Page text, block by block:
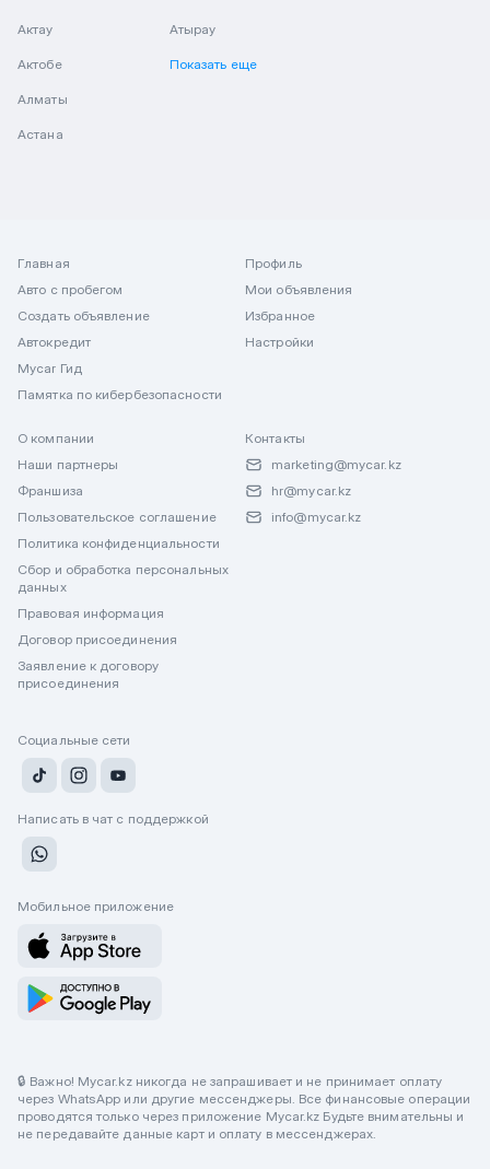
Актау
Актобе
Алматы
Астана
Атырау
Показать еще
Главная
Авто с пробегом
Создать объявление
Автокредит
Mycar Гид
Памятка по кибербезопасности
Профиль
Мои объявления
Избранное
Настройки
О компании
Наши партнеры
Франшиза
Пользовательское соглашение
Политика конфиденциальности
Сбор и обработка персональных
данных
Правовая информация
Договор присоединения
Заявление к договору
присоединения
Контакты
marketing@mycar.kz
hr@mycar.kz
info@mycar.kz
Социальные сети
Написать в чат с поддержкой
Мобильное приложение
🔒 Важно! Mycar.kz никогда не запрашивает и не принимает оплату
через WhatsApp или другие мессенджеры. Все финансовые операции
проводятся только через приложение Mycar.kz Будьте внимательны и
не передавайте данные карт и оплату в мессенджерах.